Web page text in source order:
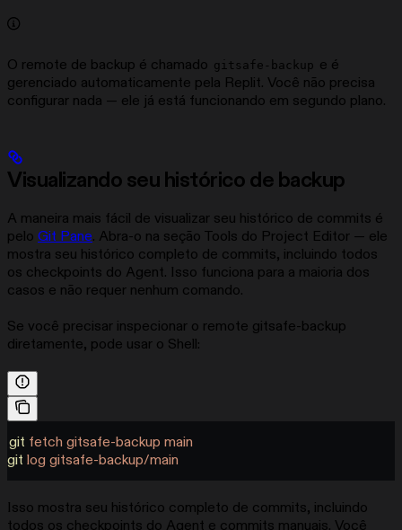
O remote de backup é chamado gitsafe-backup e é
gerenciado automaticamente pela Replit. Você não precisa
configurar nada — ele já está funcionando em segundo plano.
Visualizando seu histórico de backup
A maneira mais fácil de visualizar seu histórico de commits é
pelo Git Pane. Abra-o na seção Tools do Project Editor — ele
mostra seu histórico completo de commits, incluindo todos
os checkpoints do Agent. Isso funciona para a maioria dos
casos e não requer nenhum comando.
Se você precisar inspecionar o remote gitsafe-backup
diretamente, pode usar o Shell:
git fetch gitsafe-backup main
git log gitsafe-backup/main
Isso mostra seu histórico completo de commits, incluindo
todos os checkpoints do Agent e commits manuais. Você